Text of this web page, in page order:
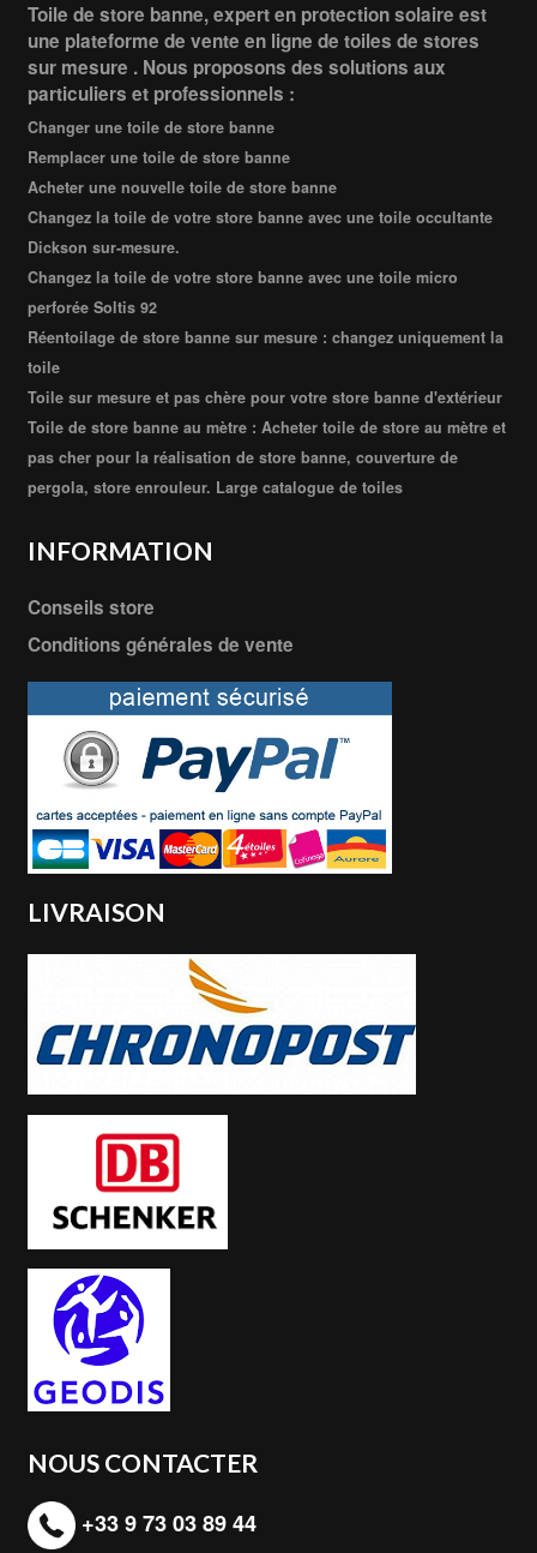
Toile de store banne, expert en protection solaire est
une plateforme de vente en ligne de toiles de stores
sur mesure . Nous proposons des solutions aux
particuliers et professionnels :
Changer une toile de store banne
Remplacer une toile de store banne
Acheter une nouvelle toile de store banne
Changez la toile de votre store banne avec une toile occultante
Dickson sur-mesure.
Changez la toile de votre store banne avec une toile micro
perforée Soltis 92
Réentoilage de store banne sur mesure : changez uniquement la
toile
Toile sur mesure et pas chère pour votre store banne d'extérieur
Toile de store banne au mètre : Acheter toile de store au mètre et
pas cher pour la réalisation de store banne, couverture de
pergola, store enrouleur. Large catalogue de toiles
INFORMATION
Conseils store
Conditions générales de vente
LIVRAISON
NOUS CONTACTER
+33 9 73 03 89 44